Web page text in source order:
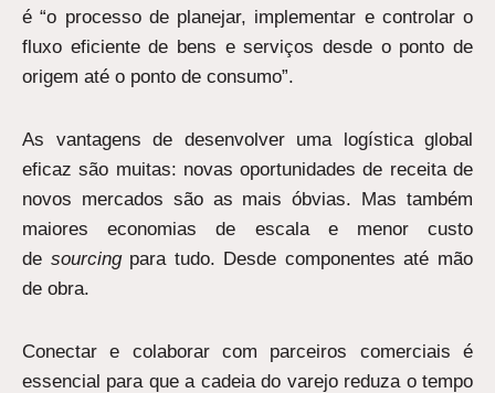
é “o processo de planejar, implementar e controlar o
fluxo eficiente de bens e serviços desde o ponto de
origem até o ponto de consumo”.
As vantagens de desenvolver uma logística global
eficaz são muitas: novas oportunidades de receita de
novos mercados são as mais óbvias. Mas também
maiores economias de escala e menor custo
de sourcingpara tudo. Desde componentes até mão
de obra.
Conectar e colaborar com parceiros comerciais é
essencial para que a cadeia do varejo reduza o tempo